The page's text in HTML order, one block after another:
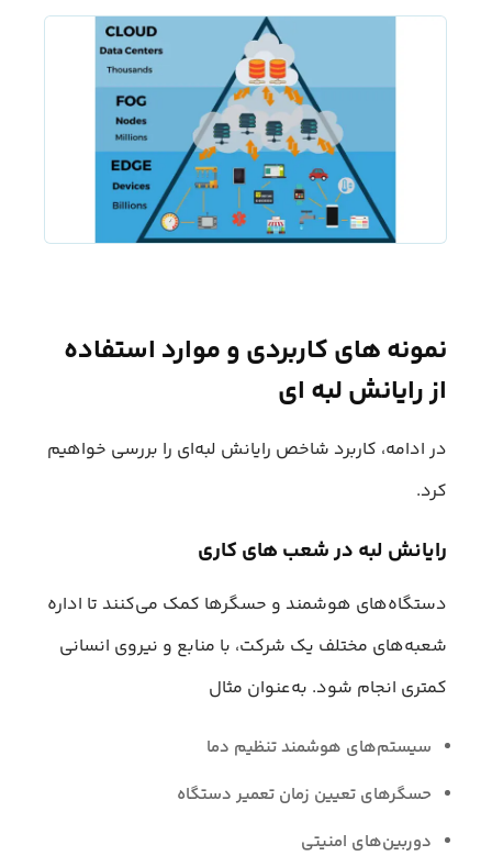
نمونه های کاربردی و موارد استفاده
از رایانش لبه ای
در ادامه، کاربرد شاخص رایانش لبه‌ای را بررسی خواهیم
کرد.
رایانش لبه در شعب های کاری
دستگاه‌های هوشمند و حسگرها کمک می‌کنند تا اداره
شعبه‌های مختلف یک شرکت، با منابع و نیروی انسانی
کمتری انجام شود. به‌عنوان مثال
سیستم‌های هوشمند تنظیم دما
حسگرهای تعیین زمان تعمیر دستگاه
دوربین‌های امنیتی